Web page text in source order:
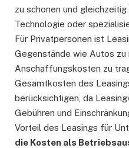
zu schonen und
Technologie oder
Für Privatpersonen ist
Gegenstände wie Autos zu
Anschaffungskosten zu
Gesamtkosten des
berücksichtigen, da
Gebühren und
Vorteil des Leasings für
die Kosten als